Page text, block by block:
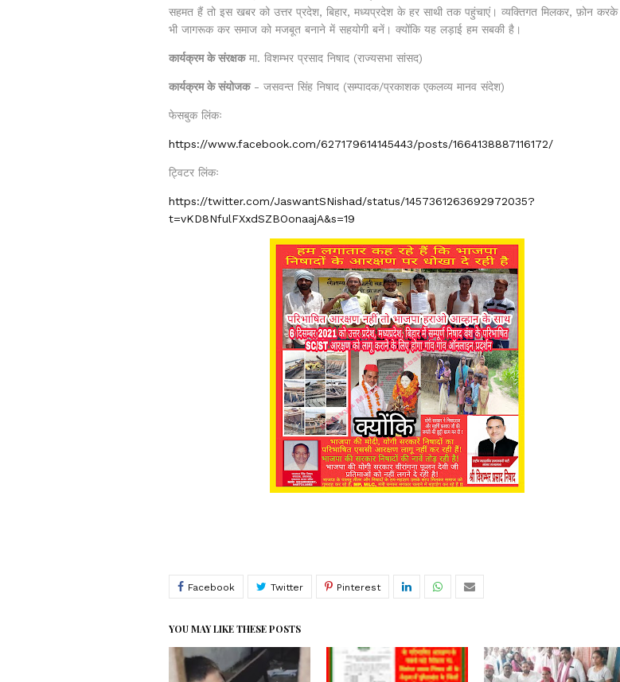
सहमत हैं तो इस खबर को उत्तर प्रदेश, बिहार, मध्यप्रदेश के हर साथी तक पहुंचाएं। व्यक्तिगत मिलकर, फ़ोन करके
भी जागरूक कर समाज को मजबूत बनाने में सहयोगी बनें। क्योंकि यह लड़ाई हम सबकी है।
कार्यक्रम के संरक्षकमा. विशम्भर प्रसाद निषाद (राज्यसभा सांसद)
कार्यक्रम के संयोजक- जसवन्त सिंह निषाद (सम्पादक/प्रकाशक एकलव्य मानव संदेश)
फेसबुक लिंकः
https://www.facebook.com/627179614145443/posts/1664138887116172/
ट्विटर लिंकः
https://twitter.com/JaswantSNishad/status/1457361263692972035?
t=vKD8NfulFXxdSZBOonaajA&s=19
YOU MAY LIKE THESE POSTS